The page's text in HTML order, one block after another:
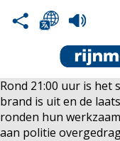
Rond 21:00 uur is het
brand is uit en de
ronden hun
aan politie